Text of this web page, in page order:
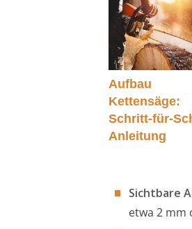
Aufbau
Kettensäge:
Schritt-für-
Anleitung
Sichtbare
etwa 2 mm